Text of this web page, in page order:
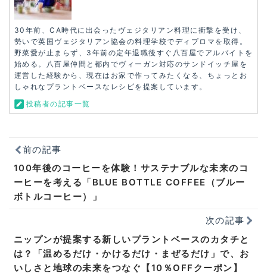
30年前、CA時代に出会ったヴェジタリアン料理に衝撃を受け、
勢いで英国ヴェジタリアン協会の料理学校でディプロマを取得。
野菜愛が止まらず、3年前の定年退職後すぐ八百屋でアルバイトを
始める。八百屋仲間と都内でヴィーガン対応のサンドイッチ屋を
運営した経験から、現在はお家で作ってみたくなる、ちょっとお
しゃれなプラントベースなレシピを提案しています。
投稿者の記事一覧
前の記事
100年後のコーヒーを体験！サステナブルな未来のコ
ーヒーを考える「BLUE BOTTLE COFFEE（ブルー
ボトルコーヒー）」
次の記事
ニップンが提案する新しいプラントベースのカタチと
は？「温めるだけ・かけるだけ・まぜるだけ」で、お
いしさと地球の未来をつなぐ【10％OFFクーポン】